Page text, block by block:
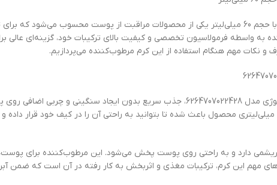
کرم مرطوب‌کننده هندولوژی مدل 6264707022428 با حجم 60 میلی‌لیتر یکی از محصولات مراقبت
فرمولاسیون تخصصی و کیفیت بالای ترکیبات خود، گزینه‌ای عالی
و نکات مهم هنگام استفاده از این کرم مرطوب‌کننده می‌پردازیم.
یکی از مهم‌ترین ویژگی‌های کرم مرطوب‌کننده هندولوژی مدل 6264707022428، جذب
سطح پوست احساس نخواهید کرد. از طرفی حجم 60 میلی‌لیتری محصول باعث شده تا بتوانید به راحتی آن را در
دارد و به راحتی روی پوست پخش می‌شود. این مرطوب‌کننده برای
مهم این کرم، ترکیبات مغذی و اثربخش به کار رفته در آن است که ضمن